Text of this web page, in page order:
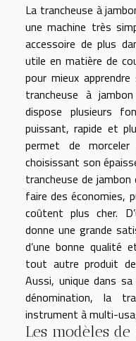
La trancheuse à
une machine très
accessoire de plus
utile en matière de
pour mieux
trancheuse à
dispose plusieurs
puissant, rapide et
permet de
choisissant son
trancheuse de
faire des économies,
coûtent plus cher.
donne une grande
d’une bonne qualité
tout autre produit de
Aussi, unique dans
dénomination, la
instrument à multi-
Les modèles